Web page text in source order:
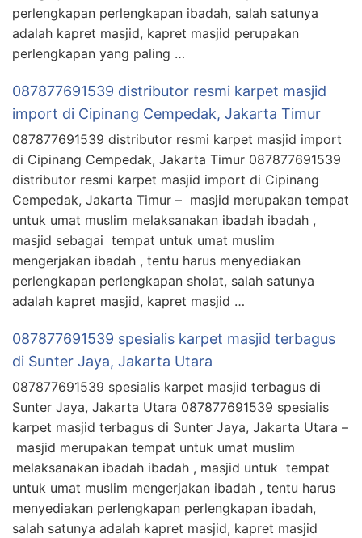
perlengkapan perlengkapan ibadah, salah satunya
adalah kapret masjid, kapret masjid perupakan
perlengkapan yang paling …
087877691539 distributor resmi karpet masjid
import di Cipinang Cempedak, Jakarta Timur
087877691539 distributor resmi karpet masjid import
di Cipinang Cempedak, Jakarta Timur 087877691539
distributor resmi karpet masjid import di Cipinang
Cempedak, Jakarta Timur – masjid merupakan tempat
untuk umat muslim melaksanakan ibadah ibadah ,
masjid sebagai tempat untuk umat muslim
mengerjakan ibadah , tentu harus menyediakan
perlengkapan perlengkapan sholat, salah satunya
adalah kapret masjid, kapret masjid …
087877691539 spesialis karpet masjid terbagus
di Sunter Jaya, Jakarta Utara
087877691539 spesialis karpet masjid terbagus di
Sunter Jaya, Jakarta Utara 087877691539 spesialis
karpet masjid terbagus di Sunter Jaya, Jakarta Utara –
masjid merupakan tempat untuk umat muslim
melaksanakan ibadah ibadah , masjid untuk tempat
untuk umat muslim mengerjakan ibadah , tentu harus
menyediakan perlengkapan perlengkapan ibadah,
salah satunya adalah kapret masjid, kapret masjid